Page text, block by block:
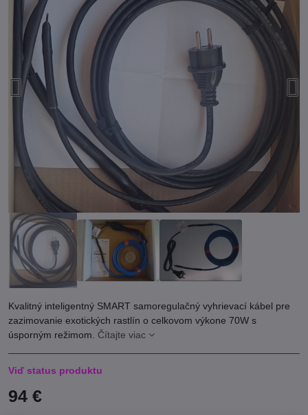
Kvalitný inteligentný SMART samoregulačný vyhrievací kábel pre
zazimovanie exotických rastlín o celkovom výkone 70W s
úsporným režimom. Čítajte viac
Viď status produktu
94 €